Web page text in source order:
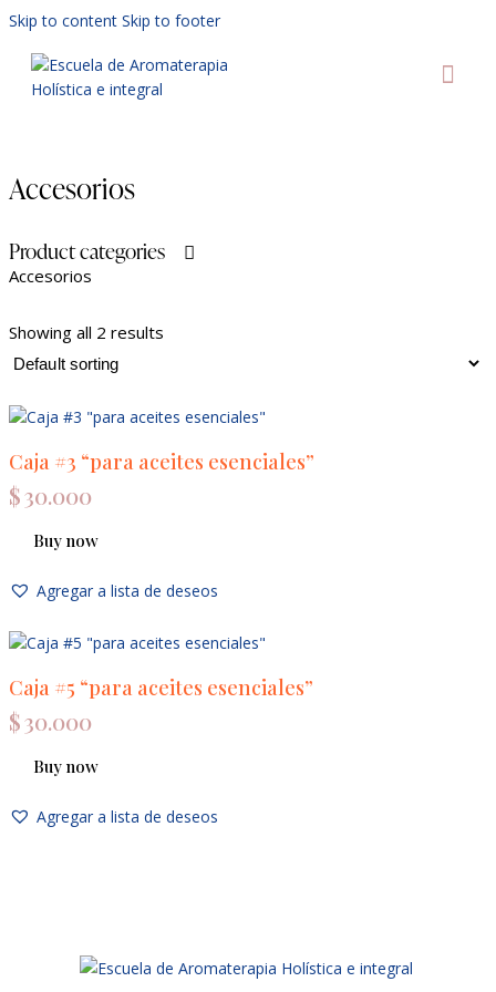
Skip to content Skip to footer
Accesorios
Product categories
Accesorios
Showing all 2 results
Caja #3 “para aceites esenciales”
$30.000
Buy now
Agregar a lista de deseos
Caja #5 “para aceites esenciales”
$30.000
Buy now
Agregar a lista de deseos